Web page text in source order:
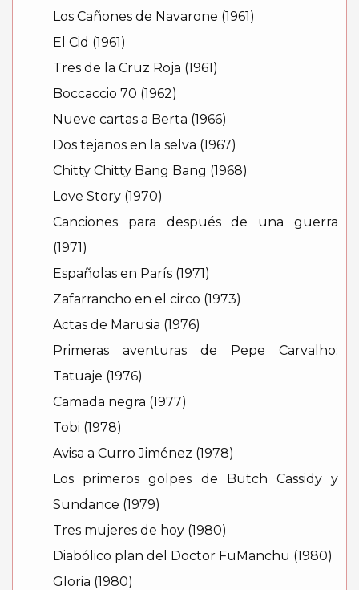
Los Cañones de Navarone (1961)
El Cid (1961)
Tres de la Cruz Roja (1961)
Boccaccio 70 (1962)
Nueve cartas a Berta (1966)
Dos tejanos en la selva (1967)
Chitty Chitty Bang Bang (1968)
Love Story (1970)
Canciones para después de una guerra
(1971)
Españolas en París (1971)
Zafarrancho en el circo (1973)
Actas de Marusia (1976)
Primeras aventuras de Pepe Carvalho:
Tatuaje (1976)
Camada negra (1977)
Tobi (1978)
Avisa a Curro Jiménez (1978)
Los primeros golpes de Butch Cassidy y
Sundance (1979)
Tres mujeres de hoy (1980)
Diabólico plan del Doctor FuManchu (1980)
Gloria (1980)